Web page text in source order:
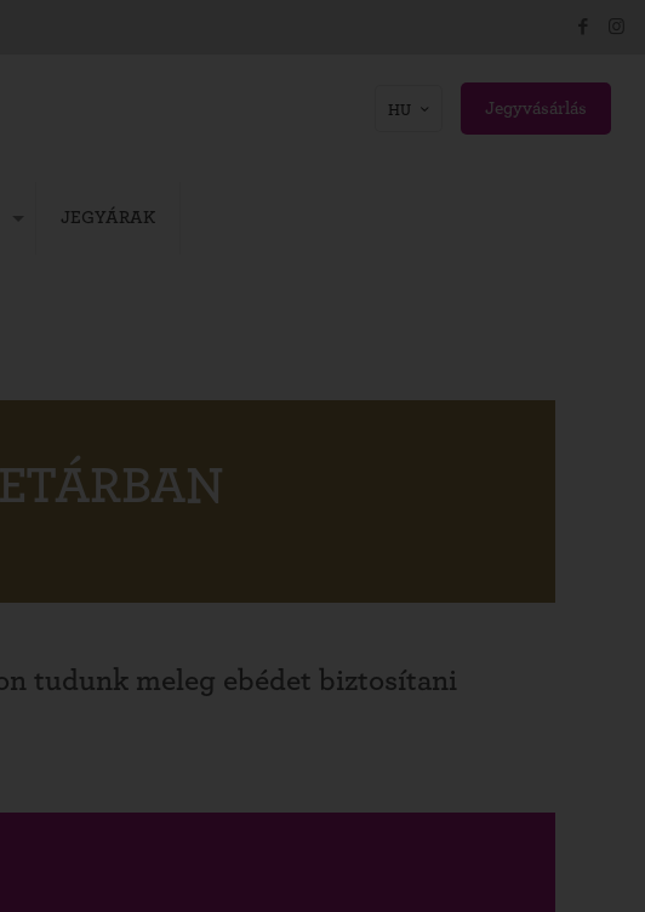
JEGYÁRAK
HU Jegyvásárlás
tudunk meleg ebédet biztosítani